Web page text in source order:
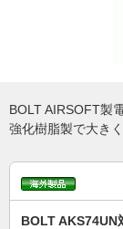
BOLT AIRSOFT製
強化樹脂製で大き
BOLT AKS74UN